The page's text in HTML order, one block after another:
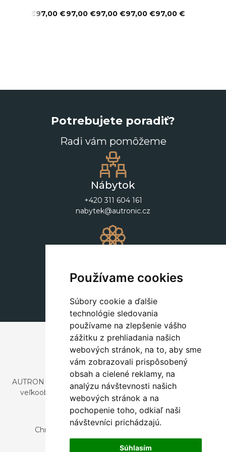
Používame cookies
Súbory cookie a ďalšie
technológie sledovania
používame na zlepšenie vášho
zážitku z prehliadania našich
webových stránok, na to, aby sme
vám zobrazovali prispôsobený
obsah a cielené reklamy, na
analýzu návštevnosti našich
webových stránok a na
pochopenie toho, odkiaľ naši
návštevníci prichádzajú.
Súhlasím
97,00 €97,00 €97,00 €97,00 €97,00 €97,00 €
Potrebujete poradiť?
Radi vám pomôžeme
Nábytok
+420 311 604 161
nabytek@autronic.cz
+420 311 604 182
dekorace@autronic.cz
AUTRONIC, s.r.o. je spoločnosť zaoberajúca sa dovozom a
veľkoobchodným predajom dizajnového aj štýlového
nábytku a dekorácií.
Česká republika
Chrustenice 270, 267 12 Loděnice u Berouna
Slovensko